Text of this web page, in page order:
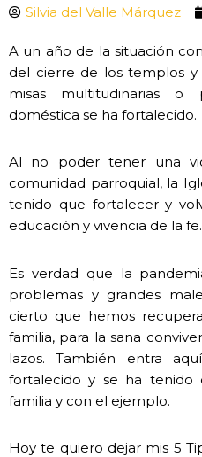
Silvia del Valle Márquez
A un año de la situación
del cierre de los templos y
misas multitudinarias o
doméstica se ha fortalecido.
Al no poder tener una
comunidad parroquial, la
tenido que fortalecer y
educación y vivencia de la fe.
Es verdad que la
problemas y grandes
cierto que hemos
familia, para la sana
lazos. También entra
fortalecido y se ha tenido
familia y con el ejemplo.
Hoy te quiero dejar mis 5